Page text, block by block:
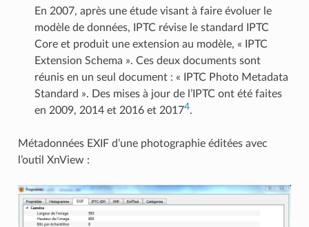
En 2007, après une étude visant à faire évoluer le
modèle de données, IPTC révise le standard IPTC
Core et produit une extension au modèle, « IPTC
Extension Schema ». Ces deux documents sont
réunis en un seul document : « IPTC Photo Metadata
Standard ». Des mises à jour de l’IPTC ont été faites
en 2009, 2014 et 2016 et 20174.
Métadonnées EXIF d’une photographie éditées avec
l’outil XnView :